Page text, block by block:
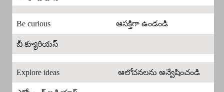
Be curious ఆసక్తిగా ఉండండి
బీ క్యూరియస్
Explore ideas ఆలోచనలను అన్వేషించండి